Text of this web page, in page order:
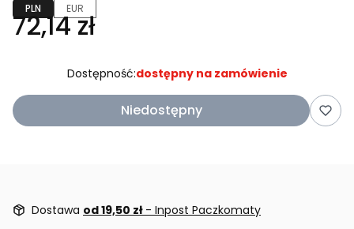
PLN EUR
72,14 zł
Dostępność:dostępny na zamówienie
Niedostępny
Dostawa od 19,50 zł - Inpost Paczkomaty